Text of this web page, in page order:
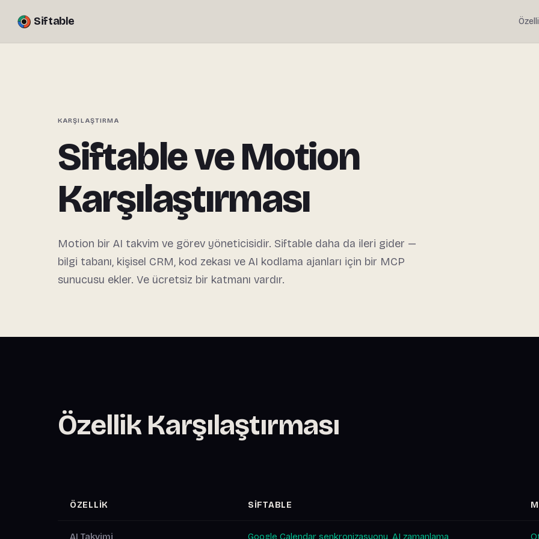
Siftable
KARŞILAŞTIRMA
Siftable ve Motion
Karşılaştırması
Motion bir AI takvim ve görev yöneticisidir. Siftable daha da ileri gider —
bilgi tabanı, kişisel CRM, kod zekası ve AI kodlama ajanları için bir MCP
sunucusu ekler. Ve ücretsiz bir katmanı vardır.
Özellik Karşılaştırması
ÖZELLIK SIFTABLE
AI Takvimi Google Calendar senkronizasyonu, AI zamanlama